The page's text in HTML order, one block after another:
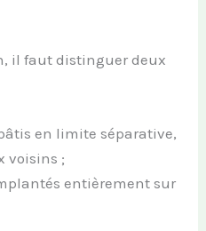
il faut distinguer deux
en limite séparative,
voisins ;
entièrement sur